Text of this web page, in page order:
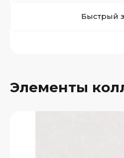
Быстрый
Элементы